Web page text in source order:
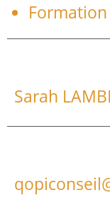
Formation
Sarah